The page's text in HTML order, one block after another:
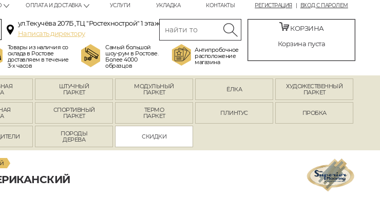
РЕГИСТРАЦИЯ ВХОД С ПАРОЛЕМ
ОПЛАТА И ДОСТАВКА УСЛУГИ УКЛАДКА КОНТАКТЫ
ул.Текучёва 207Б ,ТЦ "Ростехнострой" 1 этаж
Написать директору
Товары из наличия со
склада в Ростове
доставляем в течение
3-х часов
Самый большой
шоу-рум в Ростове.
Более 4000
образцов
Антипробочное
расположение
магазина
КОРЗИНА
Корзина пуста
ШТУЧНЫЙ
ПАРКЕТ
МОДУЛЬНЫЙ
ПАРКЕТ
ЁЛКА
ХУДОЖЕСТВЕННЫЙ
ПАРКЕТ
СПОРТИВНЫЙ
ПАРКЕТ
ТЕРМО
ПАРКЕТ
ПЛИНТУС ПРОБКА
ПОРОДЫ
ДЕРЕВА
СКИДКИ